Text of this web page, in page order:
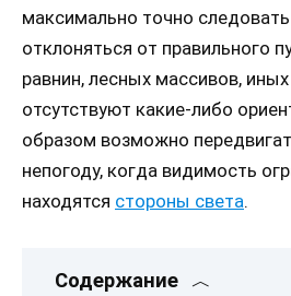
максимально точно
отклоняться от правильного
равнин, лесных массивов,
отсутствуют какие-либо
образом возможно
непогоду, когда видимость
находятся стороны света.
Содержание